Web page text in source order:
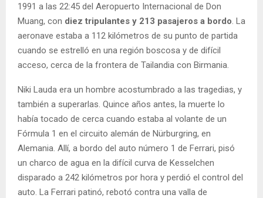
1991 a las 22:45 del Aeropuerto Internacional de Don
Muang, con diez tripulantes y 213 pasajeros a bordo. La
aeronave estaba a 112 kilómetros de su punto de partida
cuando se estrelló en una región boscosa y de difícil
acceso, cerca de la frontera de Tailandia con Birmania.
Niki Lauda era un hombre acostumbrado a las tragedias, y
también a superarlas. Quince años antes, la muerte lo
había tocado de cerca cuando estaba al volante de un
Fórmula 1 en el circuito alemán de Nürburgring, en
Alemania. Allí, a bordo del auto número 1 de Ferrari, pisó
un charco de agua en la difícil curva de Kesselchen
disparado a 242 kilómetros por hora y perdió el control del
auto. La Ferrari patinó, rebotó contra una valla de